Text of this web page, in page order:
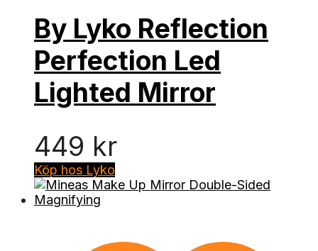
By Lyko Reflection
Perfection Led
Lighted Mirror
449 kr
Köp hos Lyko